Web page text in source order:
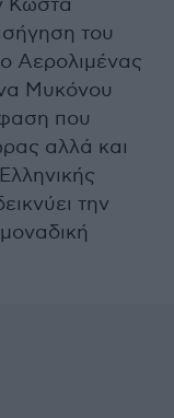
Κώστα
του
Αερολιμένας
Μυκόνου
που
αλλά και
την